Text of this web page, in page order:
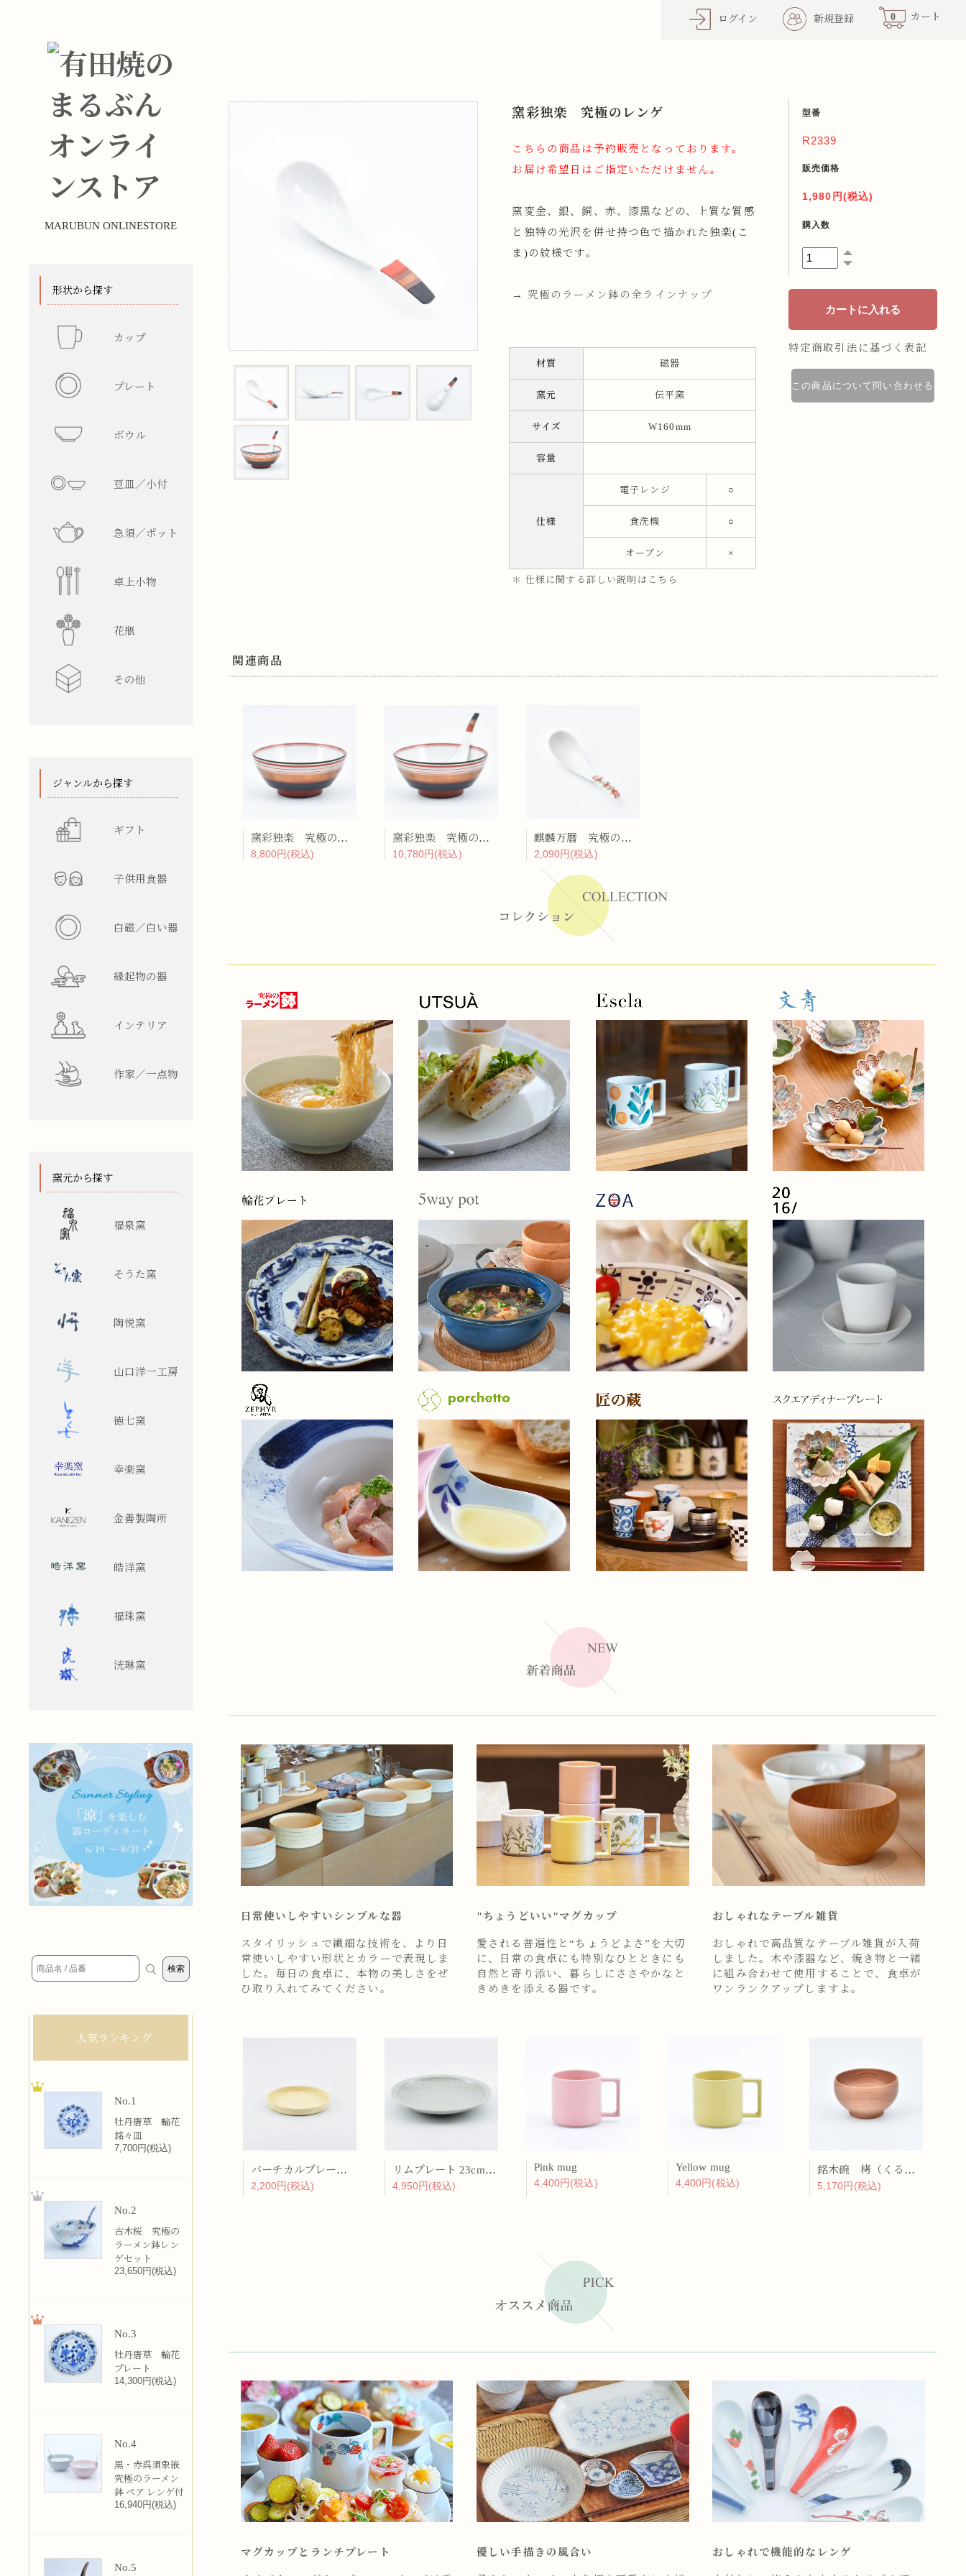
ログイン 新規登録 0 カート
MARUBUN ONLINESTORE
窯彩独楽 究極のレンゲ
こちらの商品は予約販売となっております。
お届け希望日はご指定いただけません。
窯変金、銀、銅、赤、漆黒などの、上質な質感
と独特の光沢を併せ持つ色で描かれた独楽(こ
ま)の紋様です。
→ 究極のラーメン鉢の全ラインナップ
材質 磁器
窯元 伝平窯
サイズ W160mm
容量
仕様
電子レンジ ○
食洗機 ○
オーブン ×
＊ 仕様に関する詳しい説明はこちら
型番
R2339
販売価格
1,980円(税込)
購入数
特定商取引法に基づく表記
この商品について問い合わせる
関連商品
窯彩独楽 究極のラーメン鉢
8,800円(税込)
窯彩独楽 究極のラーメン鉢レンゲセット
10,780円(税込)
麒麟万暦 究極のレンゲ
2,090円(税込)
日常使いしやすいシンプルな器
スタイリッシュで繊細な技術を、より日
常使いしやすい形状とカラーで表現しま
した。毎日の食卓に、本物の美しさをぜ
ひ取り入れてみてください。
"ちょうどいい"マグカップ
愛される普遍性と“ちょうどよさ”を大切
に、日常の食卓にも特別なひとときにも
自然と寄り添い、暮らしにささやかなと
きめきを添える器です。
おしゃれなテーブル雑貨
おしゃれで高品質なテーブル雑貨が入荷
しました。木や漆器など、焼き物と一緒
に組み合わせて使用することで、食卓が
ワンランクアップしますよ。
バーチカルプレート 15cm 化粧土
2,200円(税込)
リムプレート 23cm 呉須散
4,950円(税込)
Pink mug
4,400円(税込)
Yellow mug
4,400円(税込)
銘木碗 栲（くるみ）
5,170円(税込)
マグカップとランチプレート 優しい手描きの風合い おしゃれで機能的なレンゲ
形状から探す
カップ
湯呑み
プレート
四角型
ボウル 飯碗
豆皿／小付
急須／ポット
水差し
卓上小物
レンゲ
スタンド
花瓶
カップ型
その他 ワインクーラー
てぬぐい
ジャンルから探す
ギフト
子供用食器
白磁／白い器
縁起物の器
インテリア
作家／一点物
窯元から探す
福泉窯
そうた窯
陶悦窯
山口洋一工房
徳七窯
幸楽窯
金善製陶所
皓洋窯
福珠窯
洸琳窯
人気ランキング
No.1
牡丹唐草 輪花
銘々皿
7,700円(税込)
No.2
古木桜 究極の
ラーメン鉢レン
ゲセット
23,650円(税込)
No.3
牡丹唐草 輪花
プレート
14,300円(税込)
No.4
黒・赤呉須象嵌
究極のラーメン
鉢 ペア レンゲ付
16,940円(税込)
No.5